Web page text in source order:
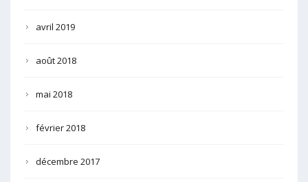
avril 2019
août 2018
mai 2018
février 2018
décembre 2017